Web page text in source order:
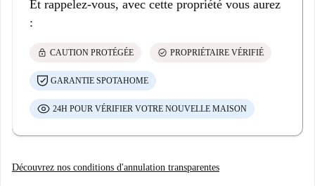
Et rappelez-vous, avec cette propriété vous aurez
:
lock CAUTION PROTÉGÉE check_circle PROPRIÉTAIRE VÉRIFIÉ
GARANTIE SPOTAHOME
24H POUR VÉRIFIER VOTRE NOUVELLE MAISON
Découvrez nos conditions d'annulation transparentes